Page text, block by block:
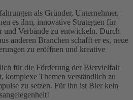
als Gründer, Unternehmer,
es ihm, innovative Strategien für
und Verbände zu entwickeln. Durch
anderen Branchen schafft er es, neue
zu eröffnen und kreative
für die Förderung der Biervielfalt
komplexe Themen verständlich zu
zu setzen. Für ihn ist Bier kein